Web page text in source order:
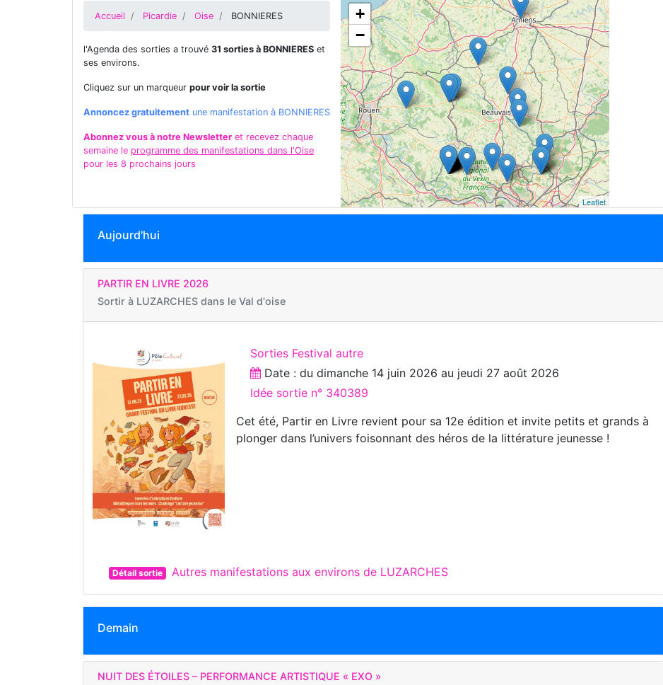
Accueil Picardie Oise BONNIERES
l'Agenda des sorties a trouvé 31 sorties à BONNIERES et
ses environs.
Cliquez sur un marqueur pour voir la sortie
Annoncez gratuitement une manifestation à BONNIERES
Abonnez vous à notre Newsletter et recevez chaque
semaine le programme des manifestations dans l'Oise
pour les 8 prochains jours
+
−
Leaflet
Aujourd'hui
PARTIR EN LIVRE 2026
Sortir à LUZARCHES dans le Val d'oise
Sorties Festival autre
Date : dudimanche 14 juin 2026 au jeudi 27 août 2026
Idée sortie n° 340389
Cet été, Partir en Livre revient pour sa 12e édition et invite petits et grands à
plonger dans l’univers foisonnant des héros de la littérature jeunesse !
Détail sortie Autres manifestations aux environs de LUZARCHES
Demain
NUIT DES ÉTOILES – PERFORMANCE ARTISTIQUE « EXO »